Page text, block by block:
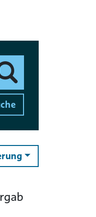
ändern